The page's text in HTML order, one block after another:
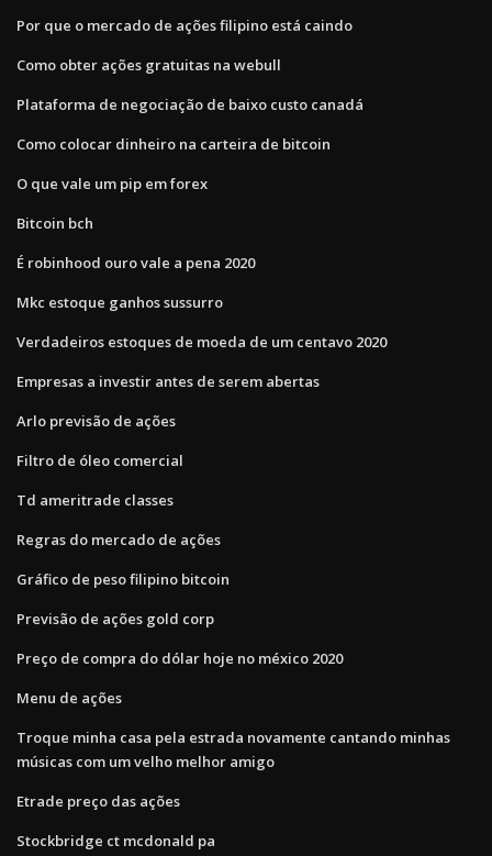
Por que o mercado de ações filipino está caindo
Como obter ações gratuitas na webull
Plataforma de negociação de baixo custo canadá
Como colocar dinheiro na carteira de bitcoin
O que vale um pip em forex
Bitcoin bch
É robinhood ouro vale a pena 2020
Mkc estoque ganhos sussurro
Verdadeiros estoques de moeda de um centavo 2020
Empresas a investir antes de serem abertas
Arlo previsão de ações
Filtro de óleo comercial
Td ameritrade classes
Regras do mercado de ações
Gráfico de peso filipino bitcoin
Previsão de ações gold corp
Preço de compra do dólar hoje no méxico 2020
Menu de ações
Troque minha casa pela estrada novamente cantando minhas
músicas com um velho melhor amigo
Etrade preço das ações
Stockbridge ct mcdonald pa